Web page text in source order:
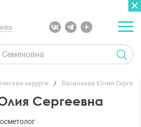
хирурги Васильева Юлия
Сергеевна